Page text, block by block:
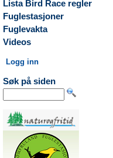
Lista Bird Race regler
Fuglestasjoner
Fuglevakta
Videos
Logg inn
Søk på siden